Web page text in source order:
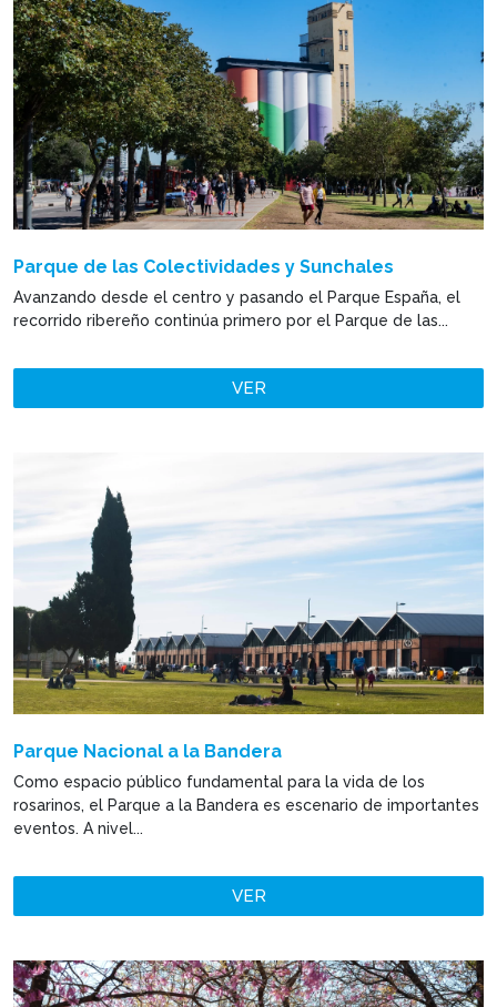
Parque de las Colectividades y Sunchales
Avanzando desde el centro y pasando el Parque España, el
recorrido ribereño continúa primero por el Parque de las...
VER
Parque Nacional a la Bandera
Como espacio público fundamental para la vida de los
rosarinos, el Parque a la Bandera es escenario de importantes
eventos. A nivel...
VER